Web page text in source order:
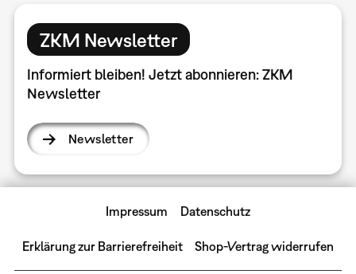
ZKM Newsletter
Informiert bleiben! Jetzt abonnieren: ZKM
Newsletter
Newsletter
Impressum Datenschutz
Erklärung zur Barrierefreiheit Shop-Vertrag widerrufen